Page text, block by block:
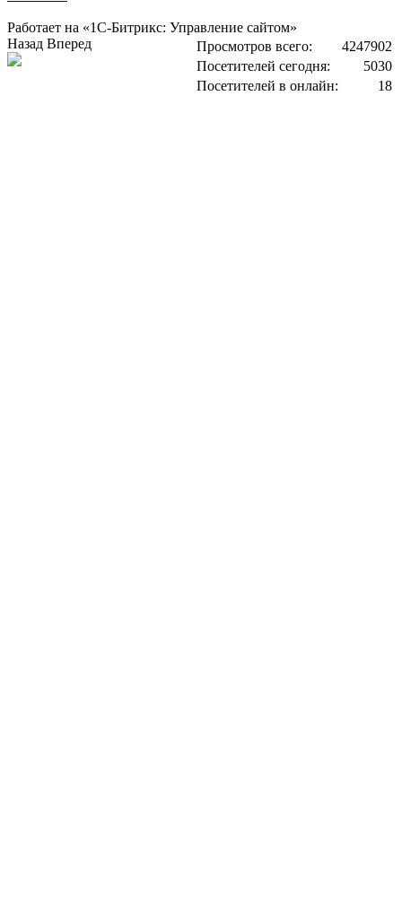
Работает на «1С-Битрикс: Управление сайтом»
Просмотров всего:
4247902
Посетителей сегодня:
5030
Посетителей в онлайн:
18
Назад Вперед